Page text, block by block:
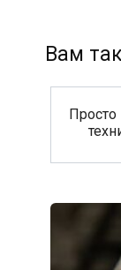
Вам
Просто